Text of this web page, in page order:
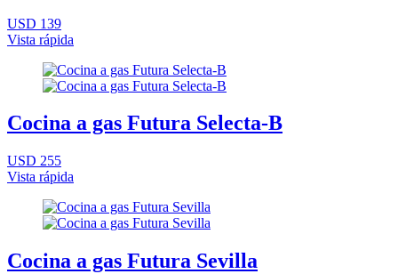
USD 139
Vista rápida
Cocina a gas Futura Selecta-B
USD 255
Vista rápida
Cocina a gas Futura Sevilla